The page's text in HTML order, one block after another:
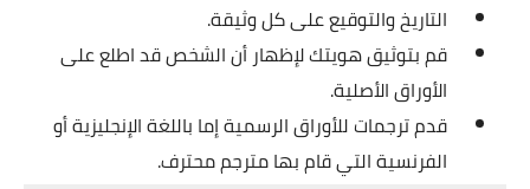
التاريخ والتوقيع على كل وثيقة.
قم بتوثيق هويتك لإظهار أن الشخص قد اطلع على
الأوراق الأصلية.
قدم ترجمات للأوراق الرسمية إما باللغة الإنجليزية أو
الفرنسية التي قام بها مترجم محترف.